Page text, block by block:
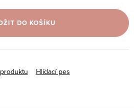
DO KOŠÍKU
Hlídací pes